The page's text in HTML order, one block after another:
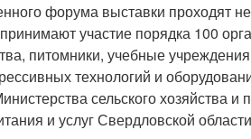
форума выставки проходят
участие порядка 100
питомники, учебные
технологий и
сельского хозяйства
и услуг Свердловской